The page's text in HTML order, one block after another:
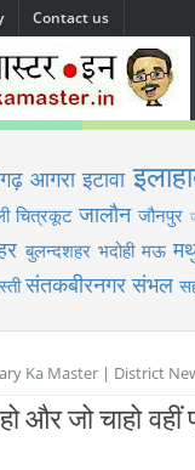
Contact us
आगरा इटावा
चित्रकूट जालौन जौनपुर
बुलन्दशहर भदोही मऊ
संतकबीरनगर संभल
Ka Master | District
और जो चाहो